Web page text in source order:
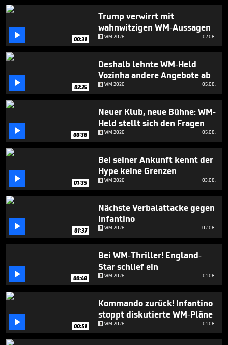
1
minute,
seconds
 00:31
Trump verwirrt mit
wahnwitzigen WM-Aussagen
WM 2026 07.08.
 02:25
Deshalb lehnte WM-Held
Vozinha andere Angebote ab
WM 2026 05.08.
 00:36
Neuer Klub, neue Bühne: WM-
Held stellt sich den Fragen
WM 2026 05.08.
 01:35
Bei seiner Ankunft kennt der
Hype keine Grenzen
WM 2026 03.08.
 01:37
Nächste Verbalattacke gegen
Infantino
WM 2026 02.08.
 00:48
Bei WM-Thriller! England-
Star schlief ein
WM 2026 01.08.
 00:51
Kommando zurück! Infantino
stoppt diskutierte WM-Pläne
WM 2026 01.08.